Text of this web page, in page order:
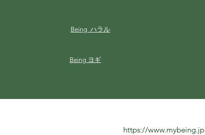
Being ハラル
Being ヨギ
https://www.mybeing.jp